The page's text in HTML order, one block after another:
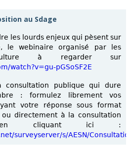
au Sdage
les lourds enjeux qui pèsent sur
le webinaire organisé par les
à regarder sur
watch?v=gu-pGSoSF2E
publique qui dure
: formulez librement vos
votre réponse sous format
ou directement à la consultation
cliquant ici :
surveyserver/s/AESN/